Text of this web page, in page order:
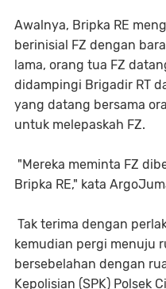
Awalnya, Bripka RE
berinisial FZ dengan
lama, orang tua FZ
didampingi Brigadir RT
yang datang bersama
untuk melepaskah FZ.
"Mereka meminta FZ
Bripka RE," kata
Tak terima dengan
kemudian pergi menuju
bersebelahan dengan
Kepolisian (SPK) Polsek